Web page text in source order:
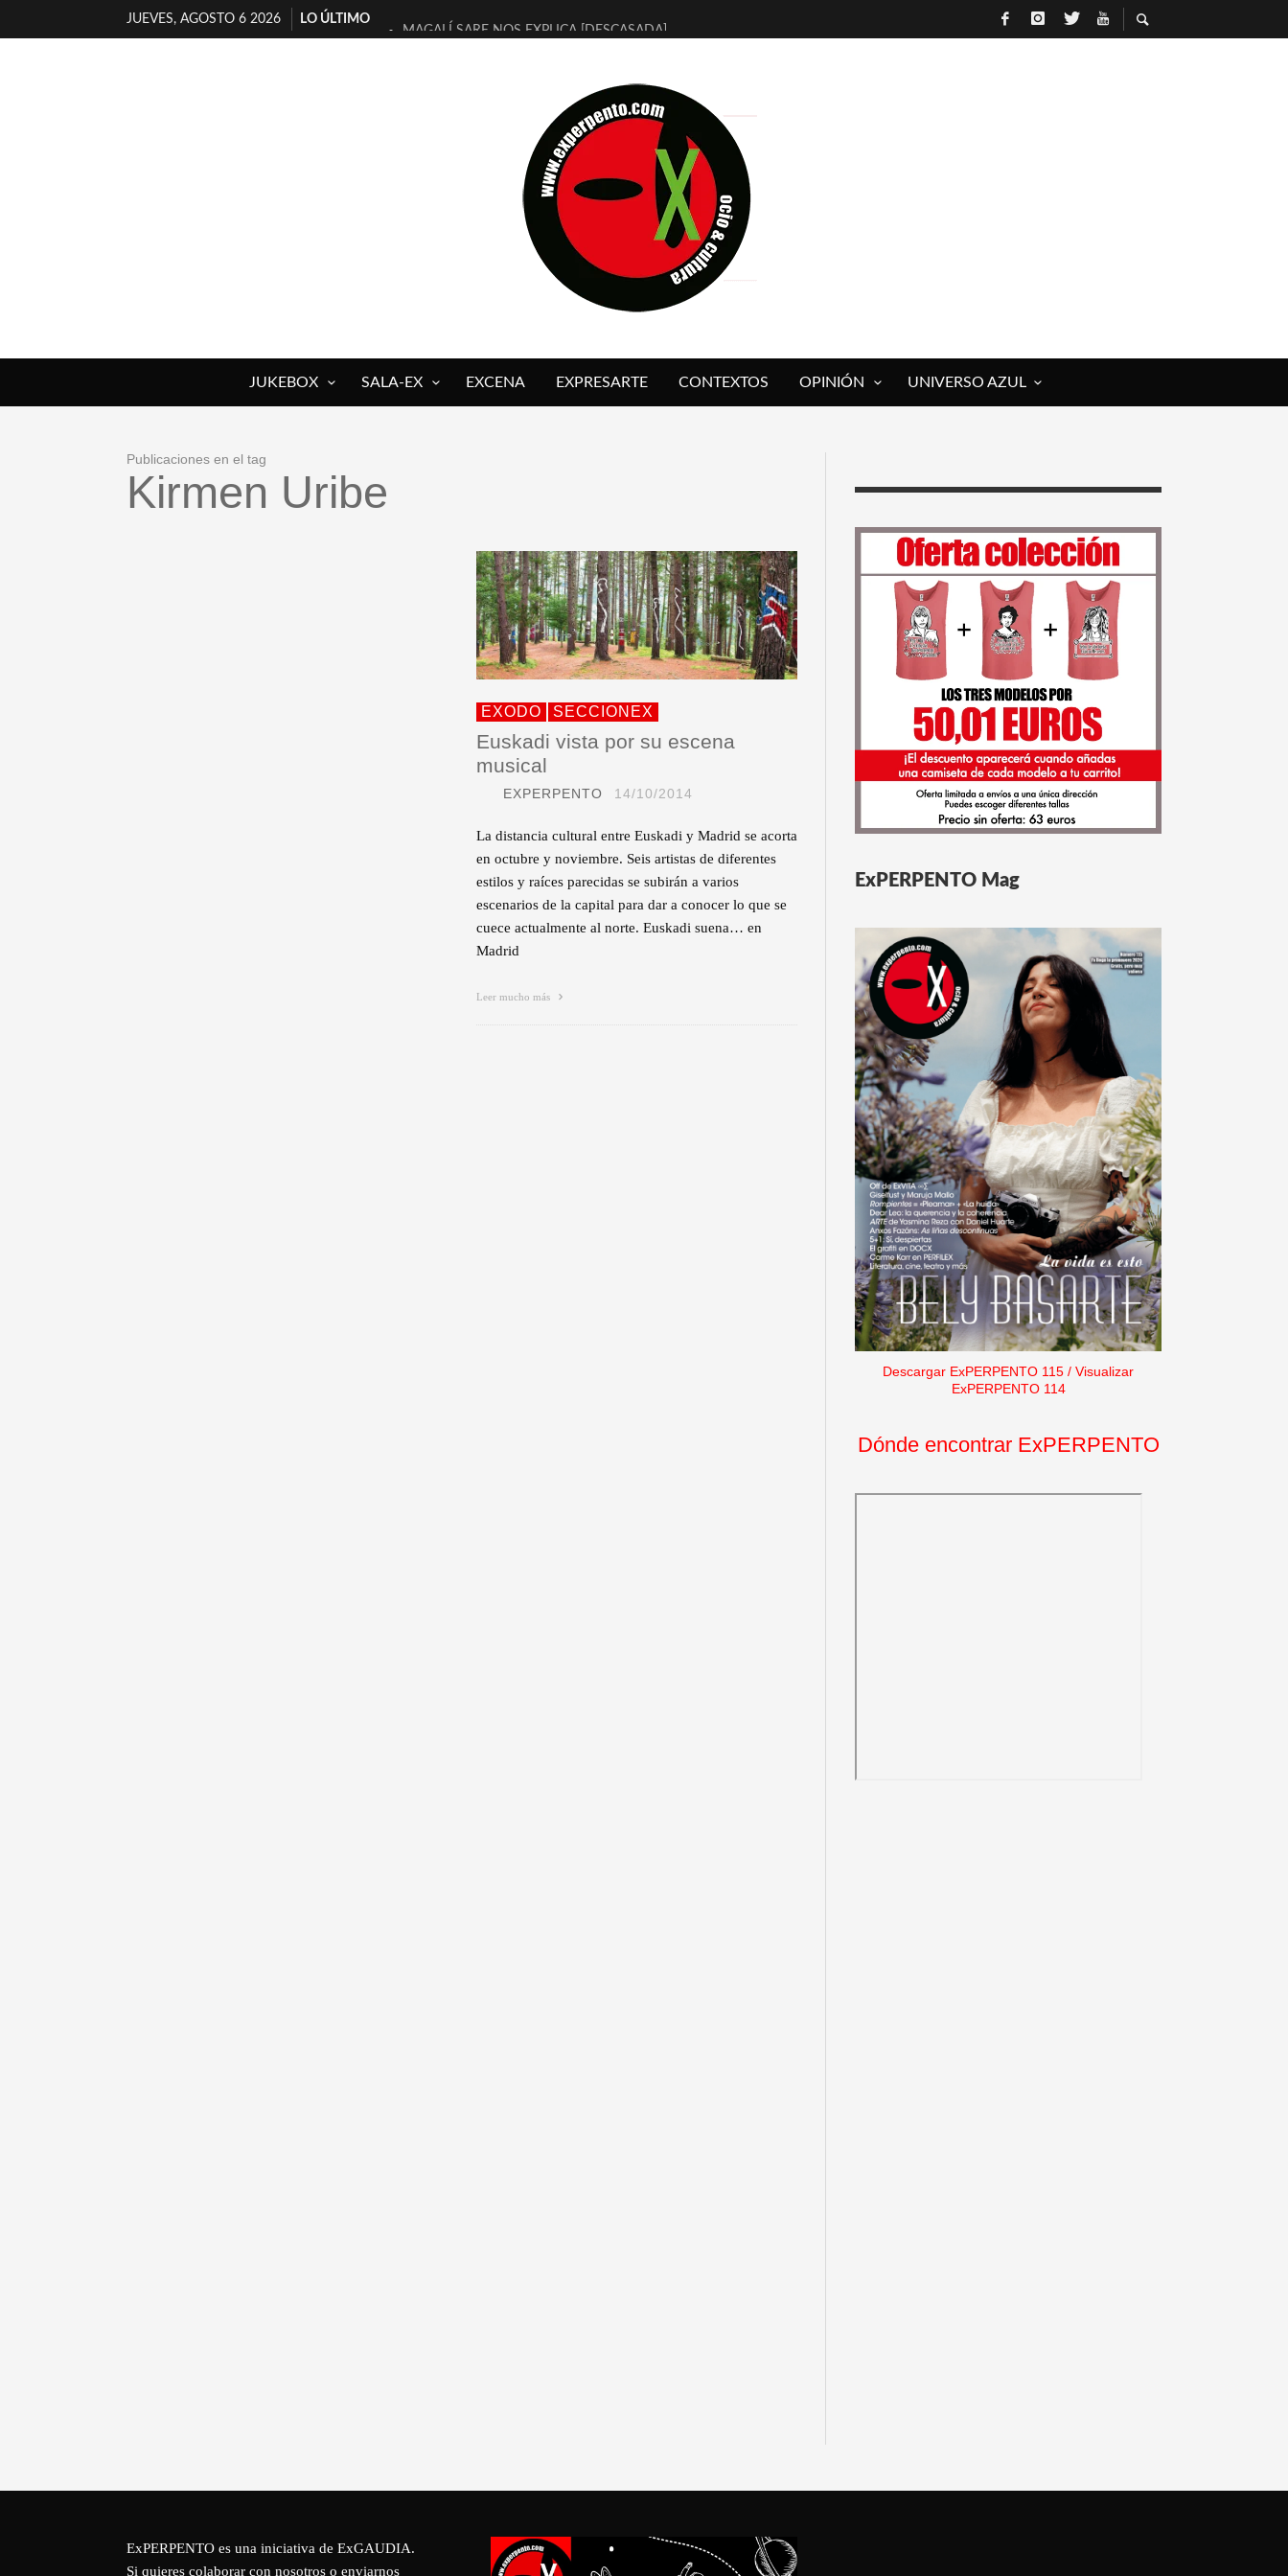
JUEVES, AGOSTO 6 2026
LO ÚLTIMO
MAGALÍ SARE NOS EXPLICA [DESCASADA]
[LA BOLA NEGRA] DE JAVIER CALVO Y JAVIER AMBROSSI
OSLO OVNIES LLEGAN CORRIENDO A ARANDA (SONORAMA Y COSQUÍN ROCK)
FÉLIX CALVO NOS PRESENTA [LAS PALMERAS] (NOVELA DE VAMPIROS VIVOS Y MUERTOS)
[EL SER QUERIDO] DE RODRIGO SOROGOYEN
ENTREVISTA A IVÁN HUMANES POR [EL LIBRO ROJO]
ARRABAL, ARRABAL, ARRABAL, ARRABEAUX
JUKEBOX SALA-EX EXCENA EXPRESARTE CONTEXTOS OPINIÓN UNIVERSO AZUL
Publicaciones en el tag
Kirmen Uribe
EXODO SECCIONEX
Euskadi vista por su escena
musical
EXPERPENTO 14/10/2014
La distancia cultural entre Euskadi y Madrid se acorta
en octubre y noviembre. Seis artistas de diferentes
estilos y raíces parecidas se subirán a varios
escenarios de la capital para dar a conocer lo que se
cuece actualmente al norte. Euskadi suena… en
Madrid
Leer mucho más
ExPERPENTO Mag
Descargar ExPERPENTO 115 / Visualizar
ExPERPENTO 114
Dónde encontrar ExPERPENTO
ExPERPENTO es una iniciativa de ExGAUDIA.
Si quieres colaborar con nosotros o enviarnos